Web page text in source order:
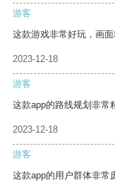
游客
这款游戏非常好玩，画面
2023-12-18
游客
这款app的路线规划非常
2023-12-18
游客
这款app的用户群体非常